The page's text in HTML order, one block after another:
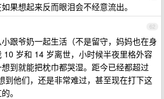
果想起来反而眼泪会不经意流出。
62
跟爷奶一起生活（不是留守，妈妈也在身
10 岁和 14 岁离世，小时候半夜里格外容
到就能把枕巾都哭湿。距今已经都超过
到他们，还是非常难过，甚至现在打下这
。